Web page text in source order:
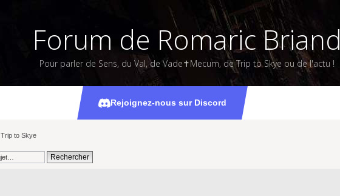
Forum de Romaric Briand
Pour parler de Sens, du Val, de Vade✝Mecum, de Trip to Skye ou de l'actu !
Rejoignez-nous sur Discord
actual play?
Trip to Skye